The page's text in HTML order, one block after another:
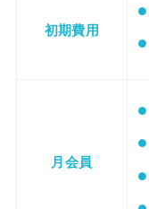
初期費用
月会員